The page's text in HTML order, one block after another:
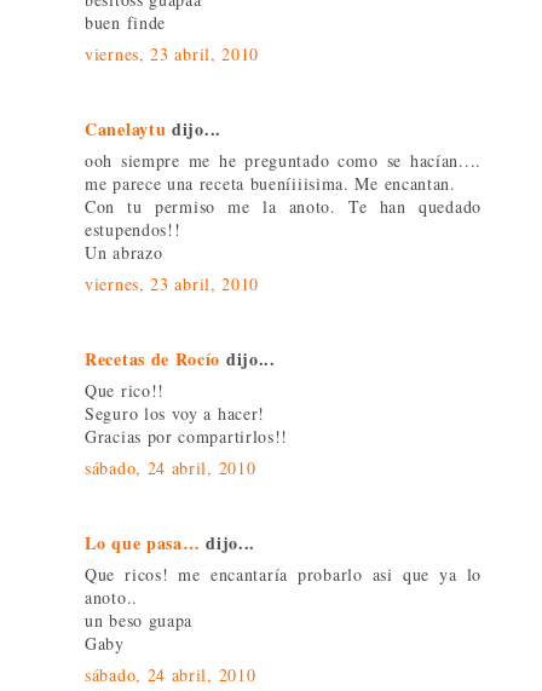
buen finde
viernes, 23 abril, 2010
Canelaytu dijo...
ooh siempre me he preguntado como se hacían....
me parece una receta bueníiiisima. Me encantan.
Con tu permiso me la anoto. Te han quedado
estupendos!!
Un abrazo
viernes, 23 abril, 2010
Recetas de Rocío dijo...
Que rico!!
Seguro los voy a hacer!
Gracias por compartirlos!!
sábado, 24 abril, 2010
Lo que pasa… dijo...
Que ricos! me encantaría probarlo asi que ya lo
anoto..
un beso guapa
Gaby
sábado, 24 abril, 2010